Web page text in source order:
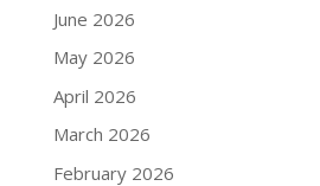
June 2026
May 2026
April 2026
March 2026
February 2026